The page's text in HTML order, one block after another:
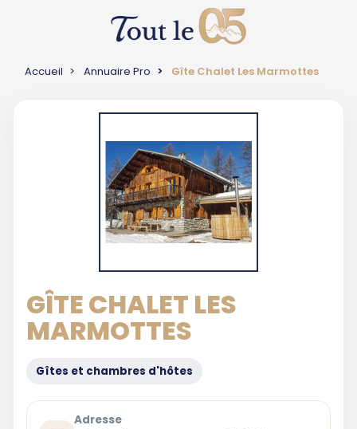
Accueil Annuaire Pro Gîte Chalet Les Marmottes
GÎTE CHALET LES
MARMOTTES
Gîtes et chambres d'hôtes
Adresse